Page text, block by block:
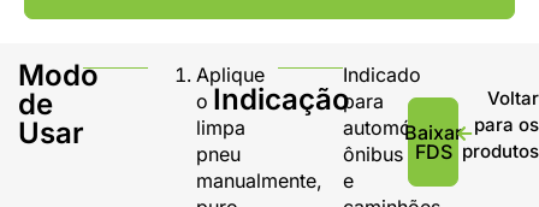
Modo
de
Usar
Aplique
o
limpa
pneu
manualmente,
Indicação
Indicado
para
automóveis,
ônibus
e
Baixar
FDS
Voltar
para os
produtos